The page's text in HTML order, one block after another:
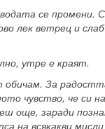
се промени.
лек ветрец и
утре е краят.
обичам. За
чувство, че си
още, заради
на всякакви